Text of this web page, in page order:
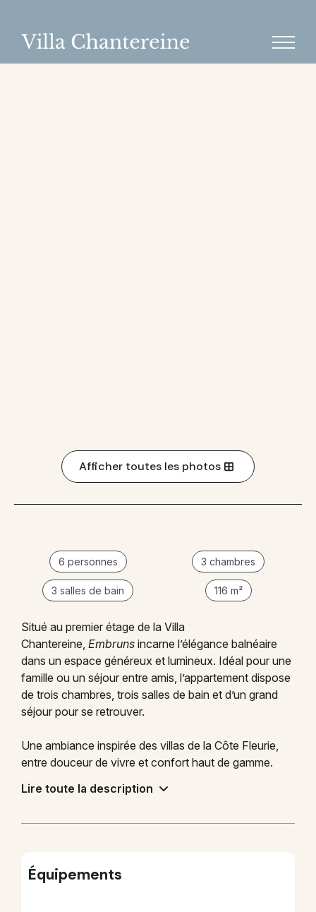
Afficher toutes les photos
6 personnes 3 chambres
3 salles de bain 116 m²
Situé au premier étage de la Villa
Chantereine, Embruns incarne l’élégance balnéaire
dans un espace généreux et lumineux. Idéal pour une
famille ou un séjour entre amis, l’appartement dispose
de trois chambres, trois salles de bain et d’un grand
séjour pour se retrouver.
Une ambiance inspirée des villas de la Côte Fleurie,
entre douceur de vivre et confort haut de gamme.
Lire toute la description
Équipements